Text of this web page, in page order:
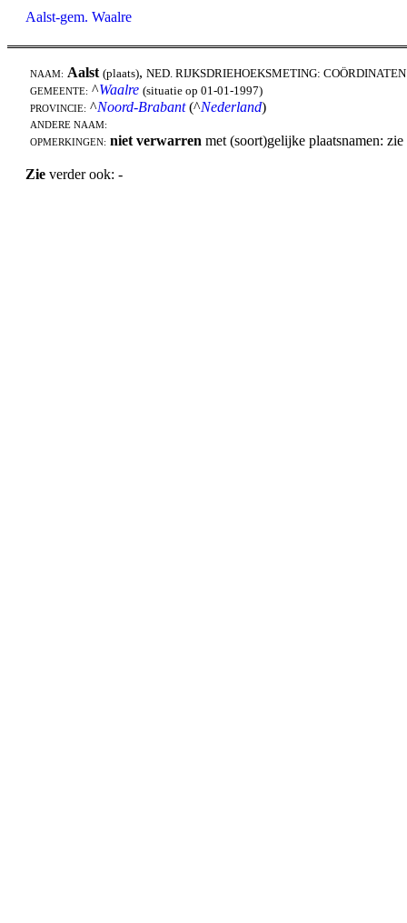
Aalst-gem. Waalre
NAAM: Aalst (plaats), NED. RIJKSDRIEHOEKSMETING:
GEMEENTE: ^Waalre (situatie op 01-01-1997)
PROVINCIE: ^Noord-Brabant(^Nederland)
ANDERE NAAM:
OPMERKINGEN: niet verwarren met (soort)gelijke plaatsnamen:
Zie verder ook: -